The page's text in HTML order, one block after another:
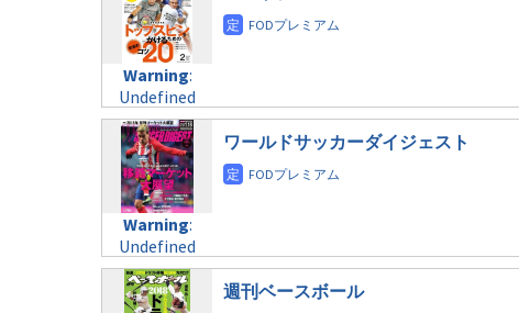
content/themes/soledad-
child/post-
formats/format-
taxmagazine.php
on line34
Warning:
Undefined
variable
$post_id in
/home/c4607168/public_html/osusume-
doga.com/wp-
content/themes/soledad-
child/post-
formats/format-
taxmagazine.php
on line34
/home/c4607168/public_html/osusume-
doga.com/wp-
content/themes/soledad-
child/post-
formats/format-
taxmagazine.php
on line31
Warning:
Undefined
variable
$post_id in
/home/c4607168/public_html/osusume-
doga.com/wp-
Warning:
Undefined
variable
$post_id in
/home/c4607168/public_html/osusume-
doga.com/wp-
content/themes/soledad-
child/post-
formats/format-
taxmagazine.php
on line31
Warning:
Undefined
variable
$post_id in
ワールドサッカーダイジェスト
週刊ベースボール